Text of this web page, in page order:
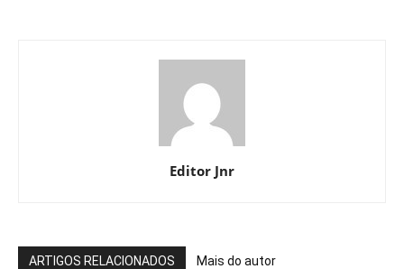
Editor Jnr
ARTIGOS RELACIONADOS Mais do autor